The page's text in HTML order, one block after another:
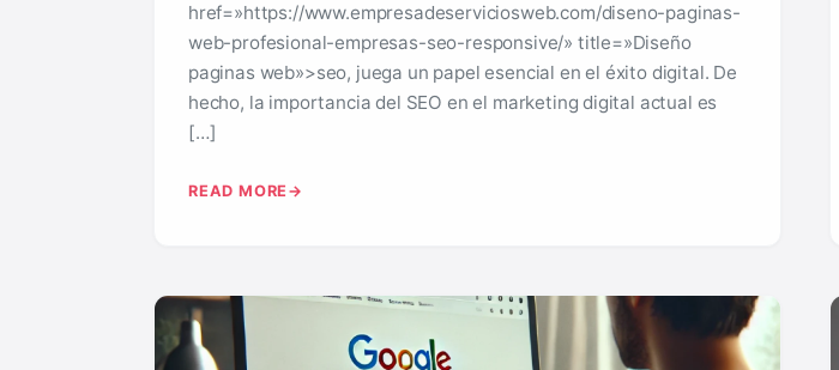
href=»https://www.empresadeserviciosweb.com/diseno-paginas-
web-profesional-empresas-seo-responsive/» title=»Diseño
paginas web»>seo, juega un papel esencial en el éxito digital. De
hecho, la importancia del SEO en el marketing digital actual es
[…]
READ MORE